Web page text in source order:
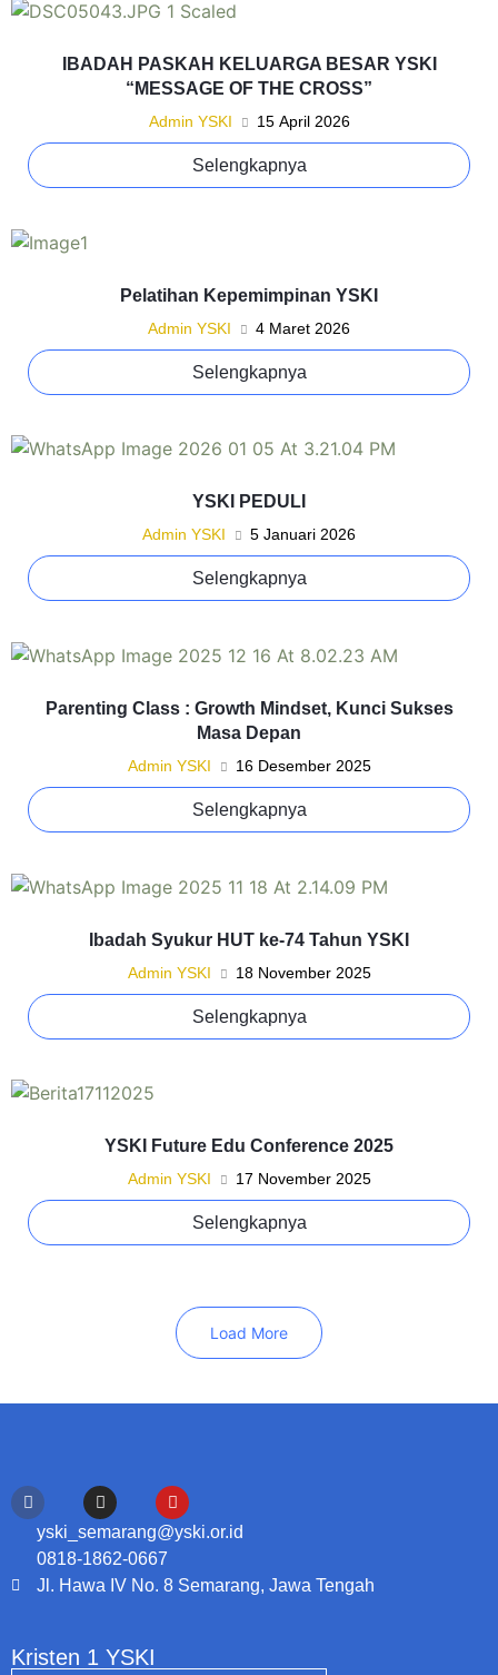
IBADAH PASKAH KELUARGA BESAR YSKI
“MESSAGE OF THE CROSS”
Admin YSKI 15 April 2026
Selengkapnya
Pelatihan Kepemimpinan YSKI
Admin YSKI 4 Maret 2026
Selengkapnya
YSKI PEDULI
Admin YSKI 5 Januari 2026
Selengkapnya
Parenting Class : Growth Mindset, Kunci Sukses
Masa Depan
Admin YSKI 16 Desember 2025
Selengkapnya
Ibadah Syukur HUT ke-74 Tahun YSKI
Admin YSKI 18 November 2025
Selengkapnya
YSKI Future Edu Conference 2025
Admin YSKI 17 November 2025
Selengkapnya
Load More
yski_semarang@yski.or.id
0818-1862-0667
Jl. Hawa IV No. 8 Semarang, Jawa Tengah
Kristen 1 YSKI